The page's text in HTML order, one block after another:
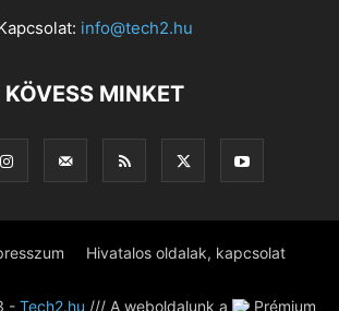
info@tech2.hu
KÖVESS MINKET
Hivatalos oldalak, kapcsolat
- Tech2.hu /// A weboldalunk a Prémium